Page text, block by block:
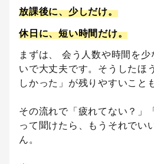
放課後に、少しだけ。
休日に、短い時間だけ。
まずは、 会う人数や時間を
いで大丈夫です。そうしたほ
しかった」が残りやすいこと
その流れで「疲れてない？」
って聞けたら、もうそれでい
ん。